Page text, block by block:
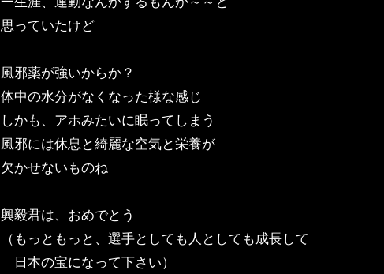
思っていたけど
風邪薬が強いからか？
体中の水分がなくなった様な感じ
しかも、アホみたいに眠ってしまう
風邪には休息と綺麗な空気と栄養が
欠かせないものね
興毅君は、おめでとう
（もっともっと、選手としても人としても成長して
日本の宝になって下さい）